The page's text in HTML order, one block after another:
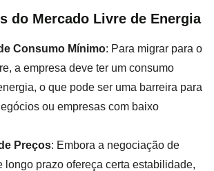
do Mercado Livre de Energia
Consumo Mínimo: Para migrar para o
a empresa deve ter um consumo
o que pode ser uma barreira para
ou empresas com baixo
Preços: Embora a negociação de
longo prazo ofereça certa estabilidade,